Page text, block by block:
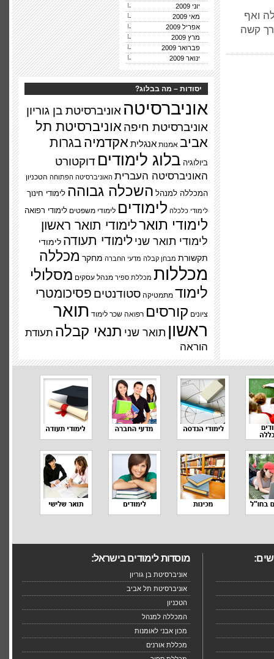
ואף
קשה
יוני 2009
מאי 2009
אפריל 2009
מרץ 2009
פברואר 2009
ינואר 2009
יסודות – מה בבלוג?
אוניברסיטה אוניברסיטת בן גוריון
אוניברסיטת חיפהאוניברסיטת תל
אביב אמנות אנגליתאקדמיה בגרות
ביולוגיה בלוג לימודים דוקטורט
האוניברסיטה העברית האוניברסיטה הפתוחה הטכניון
המכללה למנהל השכלה גבוהה לימודי חינוך
לימודי כלכלה לימודים לימודי משפטים לימודי רפואה
לימודי תוארלימודי תואר ראשון
לימודי תואר שנילימודי תעודה לימודי
תקשורת מבחן קבלה מדעי החברה מחקר מכללה
מכללות מכללת ספיר מנהל עסקים מסלולי
לימוד מתמטיקה סטודנטים פסיכומטרי
ציונים קורסים רפואה שכר לימוד תואר
ראשון תואר שני תנאי קבלה תעודת
הוראה
מוסדות לימודים בישראל:
אוניברסיטת בן גוריון
אוניברסיטת תל אביב
הטכניון
המכללה למנהל
מכון אבני לאומנות
מכללת אורנים